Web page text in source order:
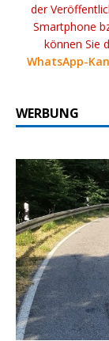
der
Smartphone
können Sie
WhatsApp-
WERBUNG